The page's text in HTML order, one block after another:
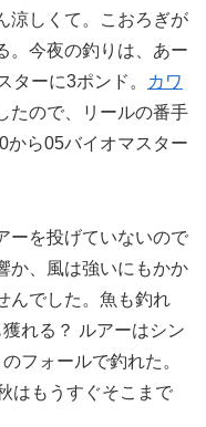
涼しくて。こおろぎが
。今夜の釣りは、あー
ターに3ポンド。
カワ
たので、リールの番手
から05バイオマスター
ーを投げていないので
か、風は強いにもかか
んでした。魚も釣れ
れる？ ルアーはシン
フォールで釣れた。
はもうすぐそこまで